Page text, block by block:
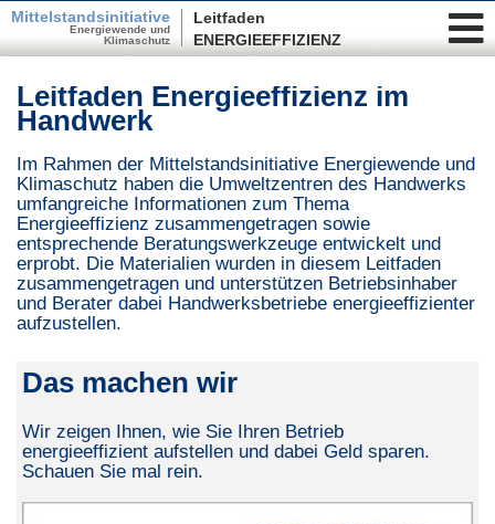
Mittelstandsinitiative
Energiewende und
Klimaschutz
Leitfaden
ENERGIEEFFIZIENZ
Leitfaden Energieeffizienz im
Handwerk
Im Rahmen der Mittelstandsinitiative Energiewende und
Klimaschutz haben die Umweltzentren des Handwerks
umfangreiche Informationen zum Thema
Energieeffizienz zusammengetragen sowie
entsprechende Beratungswerkzeuge entwickelt und
erprobt. Die Materialien wurden in diesem Leitfaden
zusammengetragen und unterstützen Betriebsinhaber
und Berater dabei Handwerksbetriebe energieeffizienter
aufzustellen.
Das machen wir
Wir zeigen Ihnen, wie Sie Ihren Betrieb
energieeffizient aufstellen und dabei Geld sparen.
Schauen Sie mal rein.